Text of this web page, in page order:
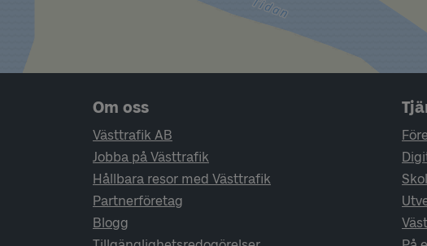
Sidfotsnavigering
Om oss
Västtrafik AB
Jobba på Västtrafik
Hållbara resor med Västtrafik
Partnerföretag
Blogg